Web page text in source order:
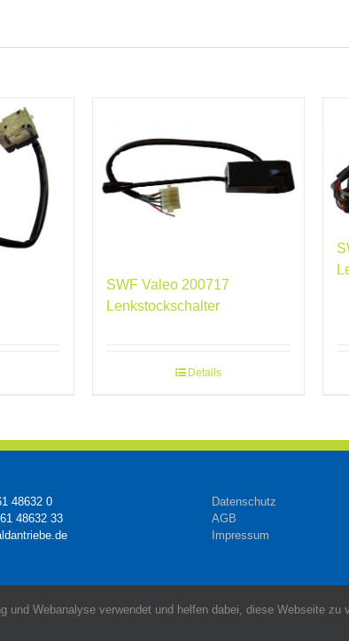
SWF Valeo 200717
Lenkstockschalter
Details
48632 0
48632 33
Datenschutz
AGB
Impressum
Webanalyse verwendet und helfen dabei, diese Webseite